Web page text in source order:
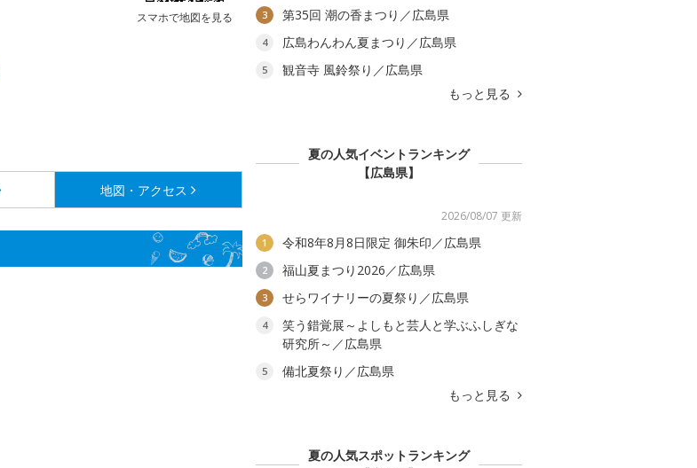
スマホで地図を見る
地図・アクセス
3 第35回 潮の香まつり／広島県
4 広島わんわん夏まつり／広島県
5
観音寺 風鈴祭り／広島県
もっと見る
夏の人気イベントランキング
【広島県】
2026/08/07 更新
1 令和8年8月8日限定 御朱印／広島県
2 福山夏まつり2026／広島県
3 せらワイナリーの夏祭り／広島県
4
笑う錯覚展～よしもと芸人と学ぶふしぎな
研究所～／広島県
5
備北夏祭り／広島県
もっと見る
夏の人気スポットランキング